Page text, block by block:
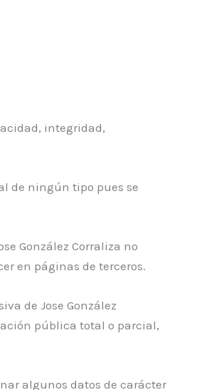
integridad,
de ningún tipo pues se
González Corraliza no
en páginas de terceros.
de Jose González
pública total o parcial,
algunos datos de carácter